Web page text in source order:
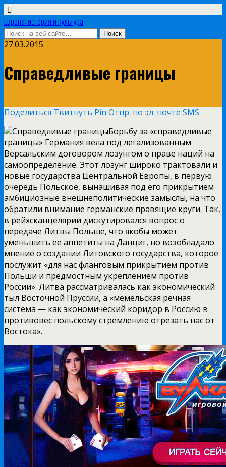
Европа: история и культура
27.03.2015
Справедливые границы
Поделиться Твитнуть Pin Отпр. по эл. почте SMS
Борьбу за «справедливые
границы» Германия вела под легализованным
Версальским договором лозунгом о праве наций на
самоопределение. Этот лозунг широко трактовали и
новые государства Центральной Европы, в первую
очередь Польское, вынашивая под его прикрытием
амбициозные внешнеполитические замыслы, на что
обратили внимание германские правящие круги. Так,
в рейхсканцелярии дискутировался вопрос о
передаче Литвы Польше, что якобы может
уменьшить ее аппетиты на Данциг, но возобладало
мнение о создании Литовского государства, которое
послужит «для нас фланговым прикрытием против
Польши и предмостным укреплением против
России». Литва рассматривалась как экономический
тыл Восточной Пруссии, а «мемельская речная
система — как экономический коридор в Россию в
противовес польскому стремлению отрезать нас от
Востока».